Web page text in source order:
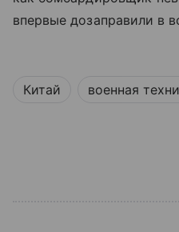
впервые дозаправили в
Китай военная